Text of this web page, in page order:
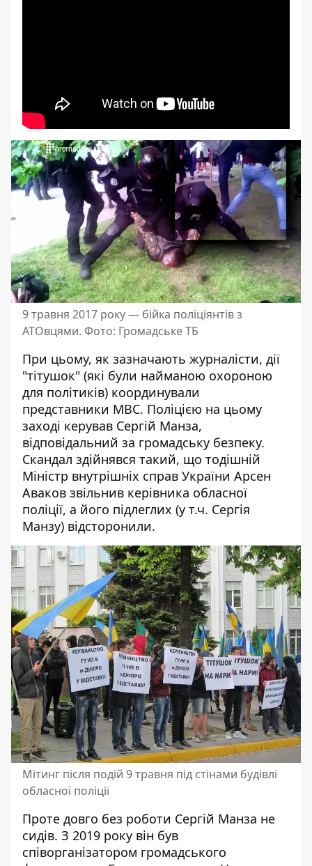
9 травня 2017 року — бійка поліціянтів з
АТОвцями. Фото: Громадське ТБ
При цьому, як зазначають журналісти, дії
"тітушок" (які були найманою охороною
для політиків) координували
представники МВС. Поліцією на цьому
заході керував Сергій Манза,
відповідальний за громадську безпеку.
Скандал здійнявся такий, що тодішній
Міністр внутрішніх справ України Арсен
Аваков звільнив керівника обласної
поліції, а його підлеглих (у т.ч. Сергія
Манзу) відсторонили.
Мітинг після подій 9 травня під стінами будівлі
обласної поліції
Проте довго без роботи Сергій Манза не
сидів. З 2019 року він був
співорганізатором громадського